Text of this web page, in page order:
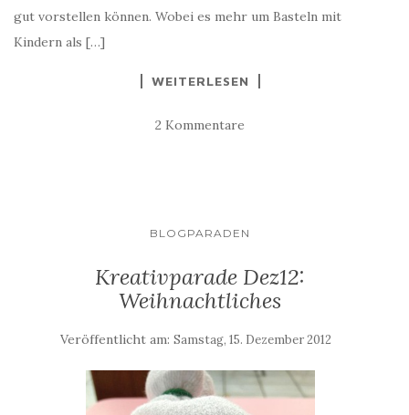
gut vorstellen können. Wobei es mehr um Basteln mit
Kindern als […]
WEITERLESEN
2 Kommentare
BLOGPARADEN
Kreativparade Dez12:
Weihnachtliches
Veröffentlicht am: Samstag, 15. Dezember 2012